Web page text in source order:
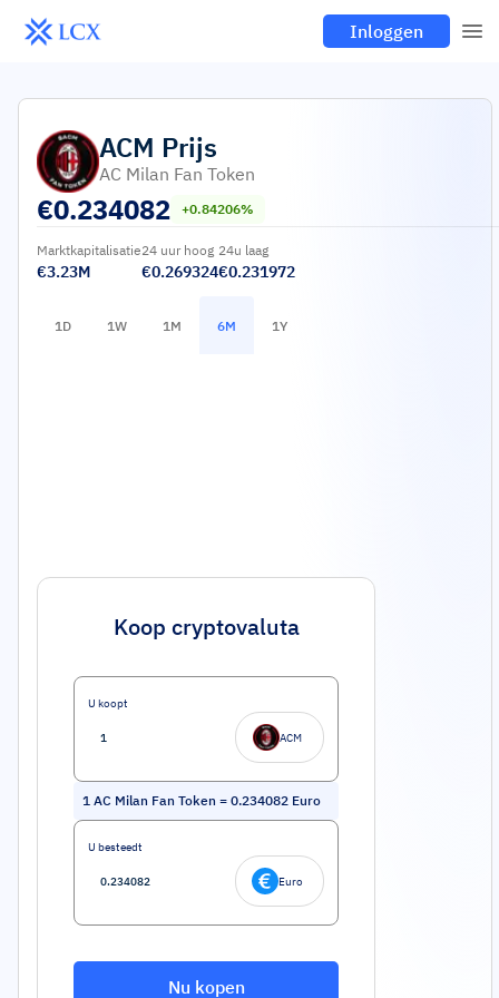
Inloggen
ACM Prijs
AC Milan Fan Token
€0.234082 +0.84206%
Marktkapitalisatie
€3.23M
24 uur hoog
€0.269324
24u laag
€0.231972
1D 1W 1M 6M 1Y
Koop cryptovaluta
U koopt
ACM
1 AC Milan Fan Token = 0.234082 Euro
U besteedt
Euro
Nu kopen